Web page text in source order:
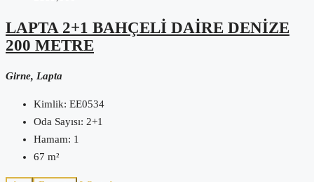
LAPTA 2+1 BAHÇELI DAIRE DENIZE
200 METRE
Girne, Lapta
Kimlik: EE0534
Oda Sayısı: 2+1
Hamam: 1
67 m²